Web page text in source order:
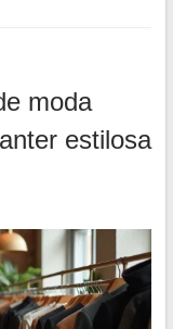
moda
estilosa